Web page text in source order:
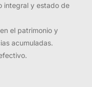
integral y estado de
el patrimonio y
acumuladas.